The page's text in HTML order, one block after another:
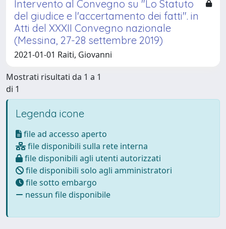
Intervento al Convegno su "Lo Statuto
del giudice e l'accertamento dei fatti". in
Atti del XXXII Convegno nazionale
(Messina, 27-28 settembre 2019)
2021-01-01 Raiti, Giovanni
Mostrati risultati da 1 a 1
di 1
Legenda icone
file ad accesso aperto
file disponibili sulla rete interna
file disponibili agli utenti autorizzati
file disponibili solo agli amministratori
file sotto embargo
nessun file disponibile